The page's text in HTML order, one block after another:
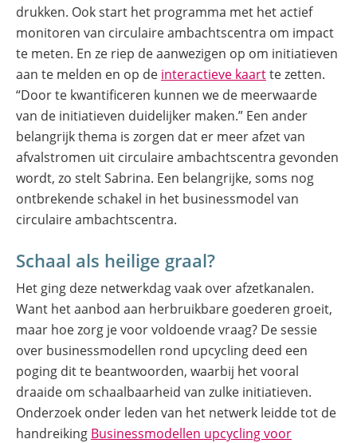
drukken. Ook start het programma met het actief
monitoren van circulaire ambachtscentra om impact
te meten. En ze riep de aanwezigen op om initiatieven
aan te melden en op de interactieve kaart(opent
in
nieuw
venster)
te zetten.
“Door te kwantificeren kunnen we de meerwaarde
van de initiatieven duidelijker maken.” Een ander
belangrijk thema is zorgen dat er meer afzet van
afvalstromen uit circulaire ambachtscentra gevonden
wordt, zo stelt Sabrina. Een belangrijke, soms nog
ontbrekende schakel in het businessmodel van
circulaire ambachtscentra.
Schaal als heilige graal?
Het ging deze netwerkdag vaak over afzetkanalen.
Want het aanbod aan herbruikbare goederen groeit,
maar hoe zorg je voor voldoende vraag? De sessie
over businessmodellen rond upcycling deed een
poging dit te beantwoorden, waarbij het vooral
draaide om schaalbaarheid van zulke initiatieven.
Onderzoek onder leden van het netwerk leidde tot de
handreiking Businessmodellen upcycling voor